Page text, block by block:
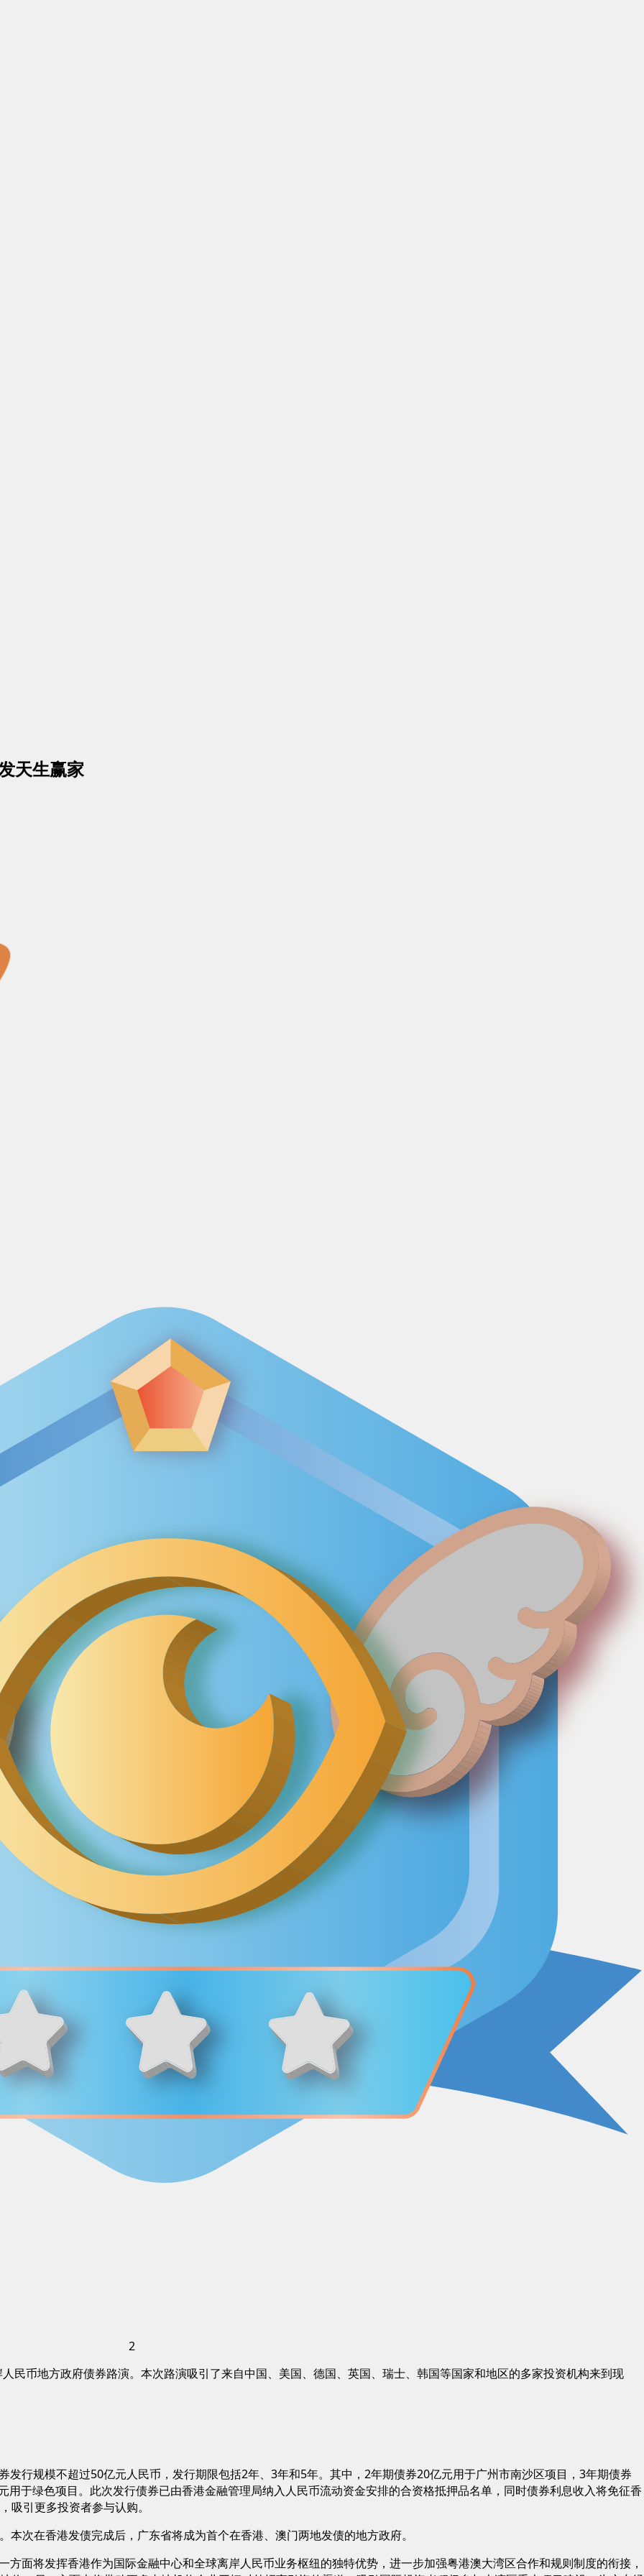
天生赢家
2
民币地方政府债券路演。本次路演吸引了来自中国、美国、德国、英国、瑞士、韩国等国家和地区的多家投资机构来到现
行规模不超过50亿元人民币，发行期限包括2年、3年和5年。其中，2年期债券20亿元用于广州市南沙区项目，3年期债券
于绿色项目。此次发行债券已由香港金融管理局纳入人民币流动资金安排的合资格抵押品名单，同时债券利息收入将免征香
吸引更多投资者参与认购。
次在香港发债完成后，广东省将成为首个在香港、澳门两地发债的地方政府。
面将发挥香港作为国际金融中心和全球离岸人民币业务枢纽的独特优势，进一步加强粤港澳大湾区合作和规则制度的衔接，